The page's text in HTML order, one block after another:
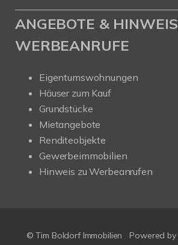
ANGEBOTE & HINWEIS
WERBEANRUFE
Eigentumswohnungen
Häuser zum Kauf
Grundstücke
Mietangebote
Renditeobjekte
Gewerbeimmobilien
Hinweis zu Werbeanrufen
© Tim Boldorf Immobilien Powered by